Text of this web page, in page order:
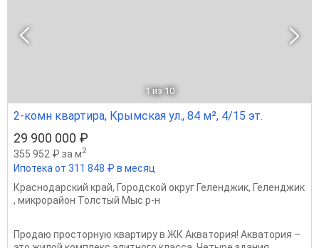
1 из 10
2-комн квартира, Крымская ул., 84 м², 4/15 эт.
29 900 000 ₽
355 952 ₽ за м2
Ипотека от 311 848 ₽ в месяц
Краснодарский край, Городской округ Геленджик, Геленджик
, микрорайон Толстый Мыс р-н
Продаю просторную квартиру в ЖК Акватория! Акватория –